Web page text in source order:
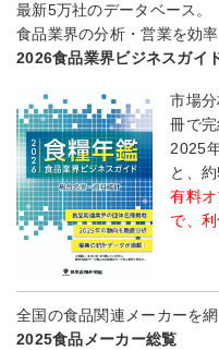
最新5万社のデータベース。
食品業界の分析・営業を効
2026食品業界ビジネスガイ
市場
冊で完
2025
と、
有料
で、
全国の食品関連メーカーを
2025食品メーカー総覧